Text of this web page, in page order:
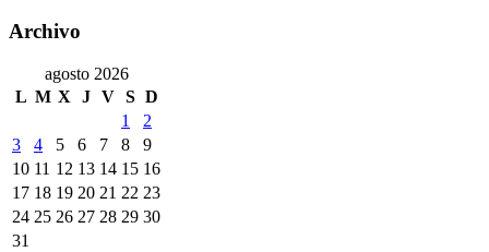
Archivo
agosto 2026
L M X J V S D
1
2
3
4 5 6 7 8
9
10 11 12 13 14 15 16
17 18 19 20 21 22 23
24 25 26 27 28 29 30
31